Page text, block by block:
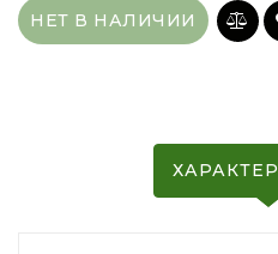
НЕТ В НАЛИЧИИ